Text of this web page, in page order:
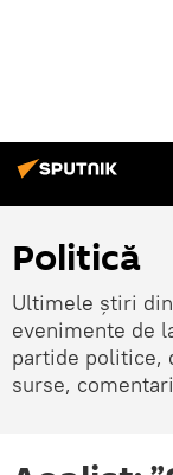
Politică
Ultimele știri
evenimente de
partide politice,
surse,